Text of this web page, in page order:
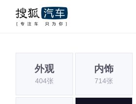
外观
404张
内饰
714张